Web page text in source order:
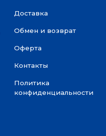
Доставка
Обмен и возврат
Оферта
Контакты
Политика
конфиденциальности